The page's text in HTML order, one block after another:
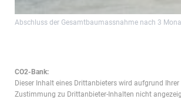
Abschluss der Gesamtbaumassnahme nach 3
CO2-Bank:
Dieser Inhalt eines Drittanbieters wird aufgrund Ihrer
Zustimmung zu Drittanbieter-Inhalten nicht